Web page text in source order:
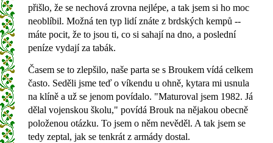
přišlo, že se nechová zrovna nejlépe, a tak jsem si ho moc
neoblíbil. Možná ten typ lidí znáte z brdských kempů --
máte pocit, že to jsou ti, co si sahají na dno, a poslední
peníze vydají za tabák.
Časem se to zlepšilo, naše parta se s Broukem vídá celkem
často. Seděli jsme teď o víkendu u ohně, kytara mi usnula
na klíně a už se jenom povídalo. "Maturoval jsem 1982. Já
dělal vojenskou školu," povídá Brouk na nějakou obecně
položenou otázku. To jsem o něm nevěděl. A tak jsem se
tedy zeptal, jak se tenkrát z armády dostal.